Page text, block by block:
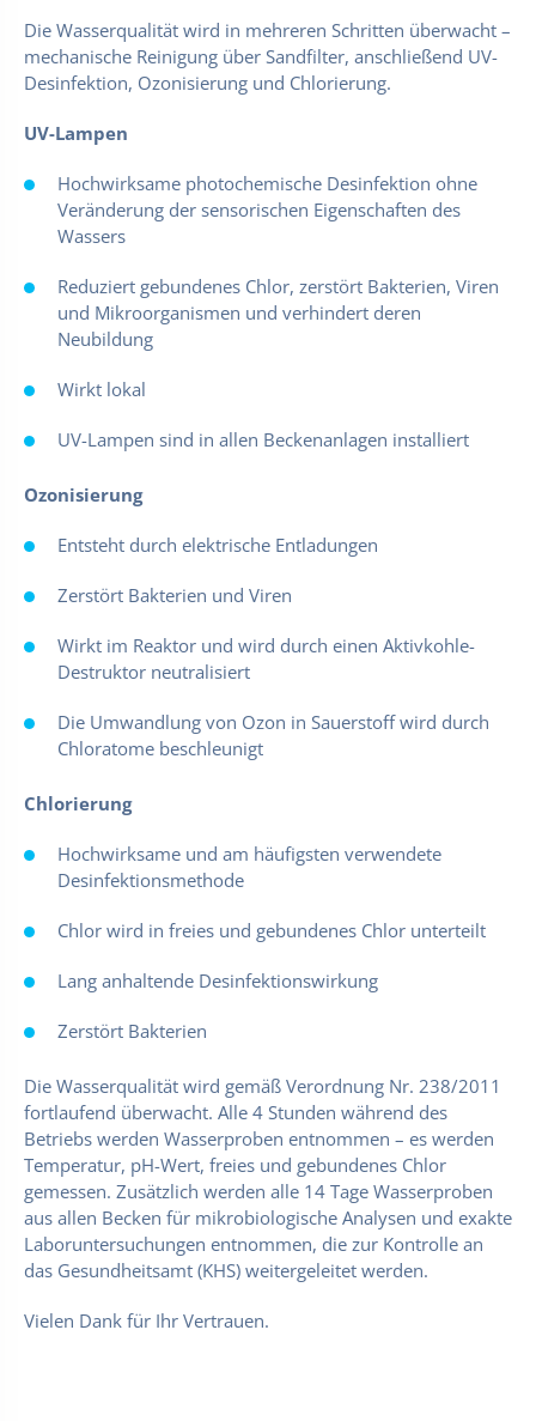
Die Wasserqualität wird in mehreren Schritten überwacht –
mechanische Reinigung über Sandfilter, anschließend UV-
Desinfektion, Ozonisierung und Chlorierung.
UV-Lampen
Hochwirksame photochemische Desinfektion ohne
Veränderung der sensorischen Eigenschaften des
Wassers
Reduziert gebundenes Chlor, zerstört Bakterien, Viren
und Mikroorganismen und verhindert deren
Neubildung
Wirkt lokal
UV-Lampen sind in allen Beckenanlagen installiert
Ozonisierung
Entsteht durch elektrische Entladungen
Zerstört Bakterien und Viren
Wirkt im Reaktor und wird durch einen Aktivkohle-
Destruktor neutralisiert
Die Umwandlung von Ozon in Sauerstoff wird durch
Chloratome beschleunigt
Chlorierung
Hochwirksame und am häufigsten verwendete
Desinfektionsmethode
Chlor wird in freies und gebundenes Chlor unterteilt
Lang anhaltende Desinfektionswirkung
Zerstört Bakterien
Die Wasserqualität wird gemäß Verordnung Nr. 238/2011
fortlaufend überwacht. Alle 4 Stunden während des
Betriebs werden Wasserproben entnommen – es werden
Temperatur, pH-Wert, freies und gebundenes Chlor
gemessen. Zusätzlich werden alle 14 Tage Wasserproben
aus allen Becken für mikrobiologische Analysen und exakte
Laboruntersuchungen entnommen, die zur Kontrolle an
das Gesundheitsamt (KHS) weitergeleitet werden.
Vielen Dank für Ihr Vertrauen.